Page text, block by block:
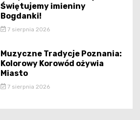
Świętujemy imieniny
Bogdanki!
7 sierpnia 2026
Muzyczne Tradycje Poznania:
Kolorowy Korowód ożywia
Miasto
7 sierpnia 2026